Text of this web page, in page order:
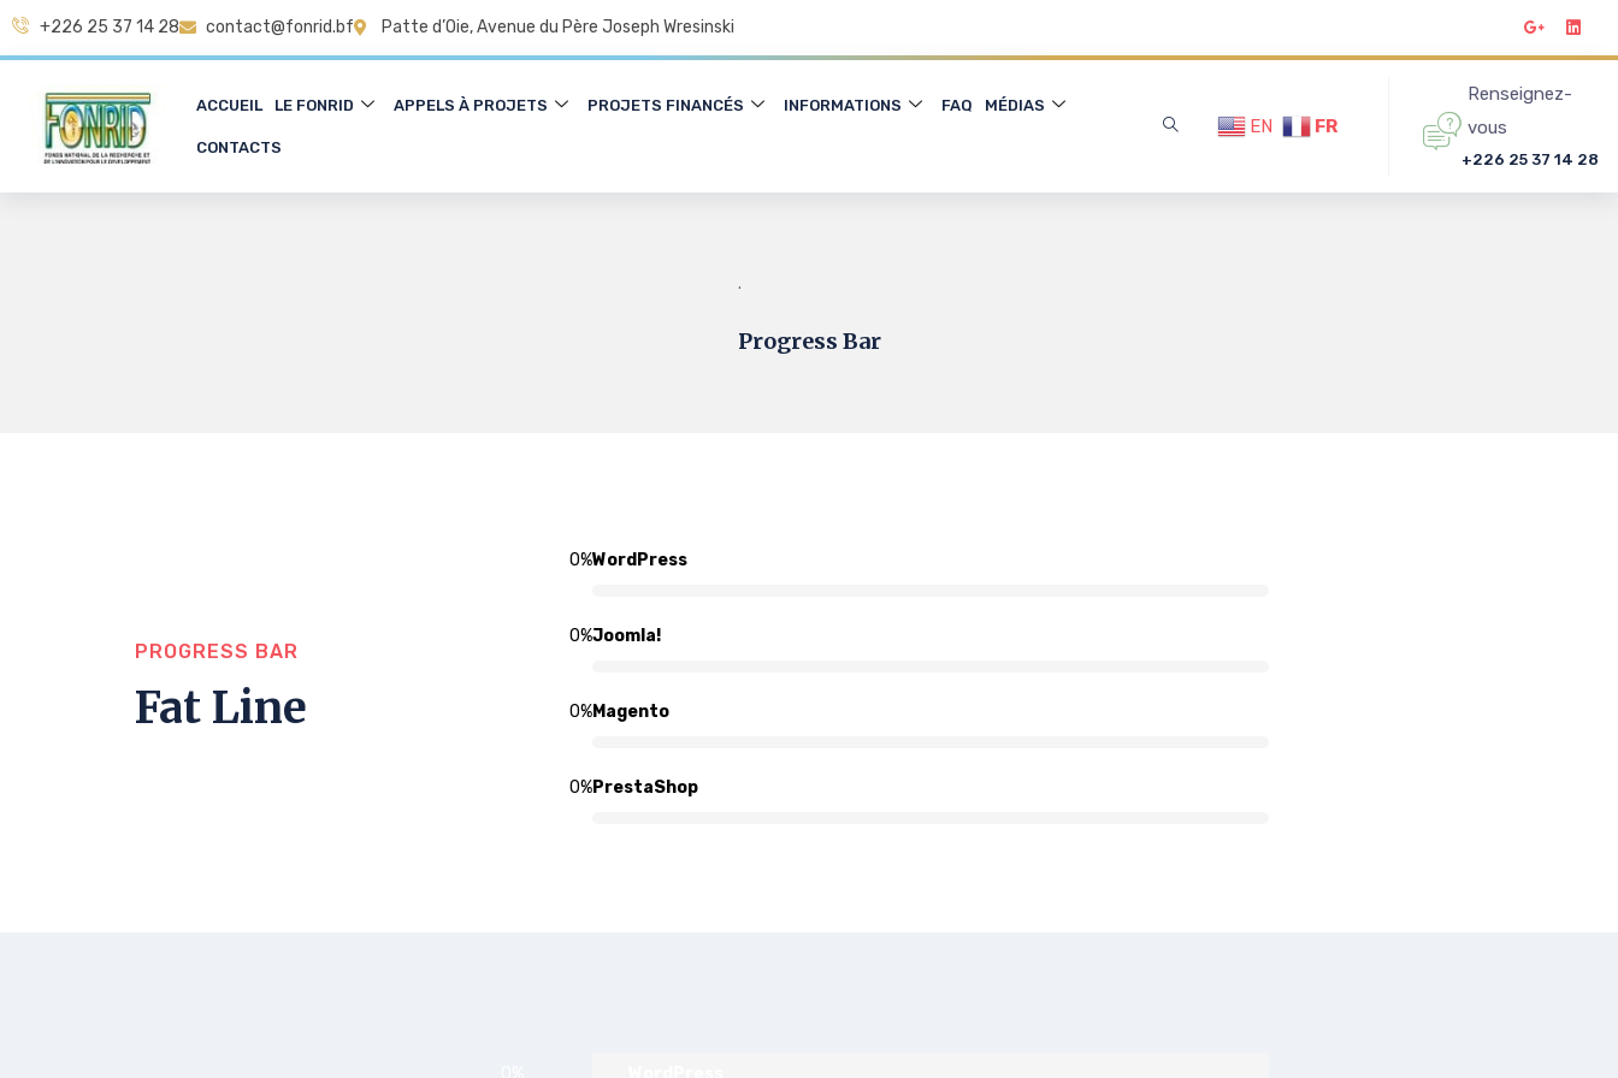
+226 25 37 14 28 contact@fonrid.bf Patte d’Oie, Avenue du Père Joseph Wresinski
ACCUEIL LE FONRID APPELS À PROJETS PROJETS FINANCÉS INFORMATIONS FAQ MÉDIAS
CONTACTS
EN FR
Renseignez-
vous
+226 25 37 14 28
.
Progress Bar
PROGRESS BAR
Fat Line
WordPress
0%
Joomla!
0%
Magento
0%
PrestaShop
0%